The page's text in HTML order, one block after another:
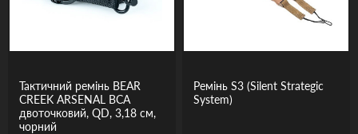
Тактичний ремінь BEAR
CREEK ARSENAL BCA
двоточковий, QD, 3,18 см,
чорний
Ремінь S3 (Silent Strategic
System)